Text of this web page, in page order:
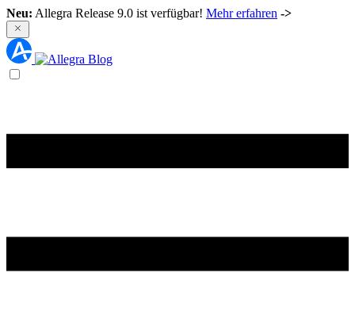
Neu: Allegra Release 9.0 ist verfügbar! Mehr erfahren ->